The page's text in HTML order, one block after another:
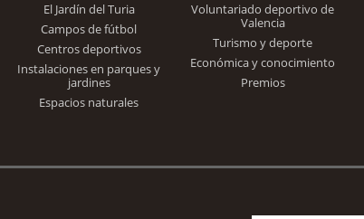
El Jardín del Turia
Campos de fútbol
Centros deportivos
Instalaciones en parques y
jardines
Espacios naturales
Voluntariado deportivo de
Valencia
Turismo y deporte
Económica y conocimiento
Premios